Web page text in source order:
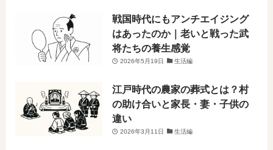
戦国時代にもアンチエイジング
はあったのか｜老いと戦った武
将たちの養生感覚
2026年5月19日 生活編
江戸時代の農家の葬式とは？村
の助け合いと家長・妻・子供の
違い
2026年3月11日 生活編